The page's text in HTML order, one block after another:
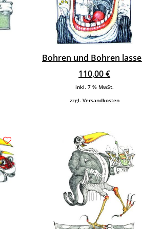
Bohren und Bohren
110,00€
inkl. 7 % MwSt.
zzgl. Versandkosten